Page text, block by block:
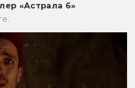
«Астрала 6»